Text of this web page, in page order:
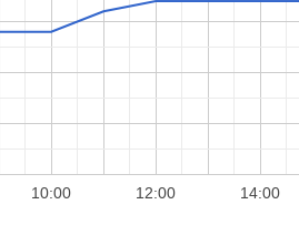
10:00 12:00 14:00